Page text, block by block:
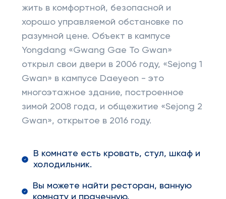
жить в комфортной, безопасной и
хорошо управляемой обстановке по
разумной цене. Объект в кампусе
Yongdang «Gwang Gae To Gwan»
открыл свои двери в 2006 году, «Sejong 1
Gwan» в кампусе Daeyeon - это
многоэтажное здание, построенное
зимой 2008 года, и общежитие «Sejong 2
Gwan», открытое в 2016 году.
В комнате есть кровать, стул, шкаф и
холодильник.
Вы можете найти ресторан, ванную
комнату и прачечную.